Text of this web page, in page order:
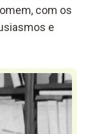
com os
e